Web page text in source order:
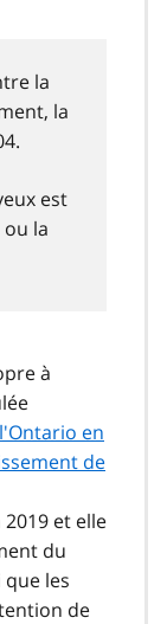
la
la
est
la
à
en
de
et elle
du
les
de